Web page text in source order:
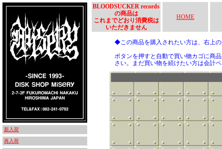
新入荷
再入荷
BLOODSUCKER records
の商品は
これまでどおり消費税は
いただきません
HOME
◆この商品を購入されたい方は、右上
ボタンを押すと自動で買い物カゴに商
さい。まだ買い物を続けたい方は会計